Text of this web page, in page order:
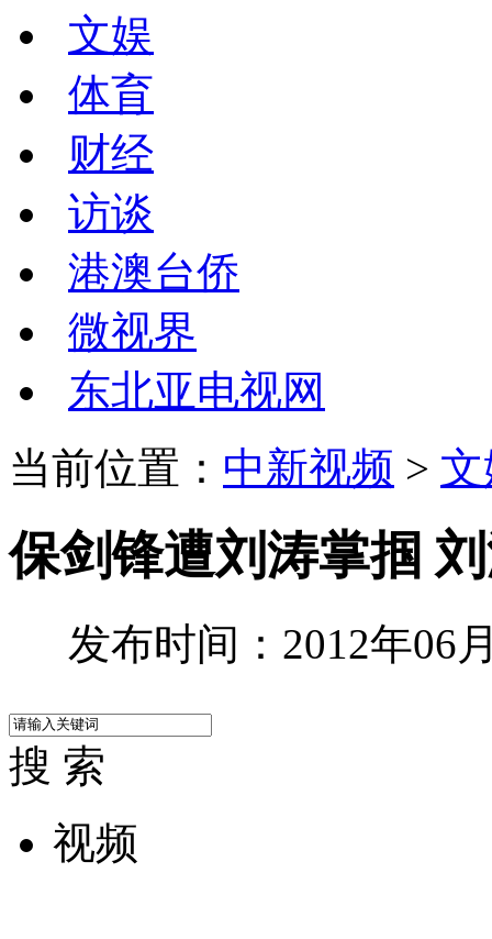
文娱
体育
财经
访谈
港澳台侨
微视界
东北亚电视网
当前位置： 中新视频 >
保剑锋遭刘涛掌掴
发布时间：2012年06
搜 索
视频